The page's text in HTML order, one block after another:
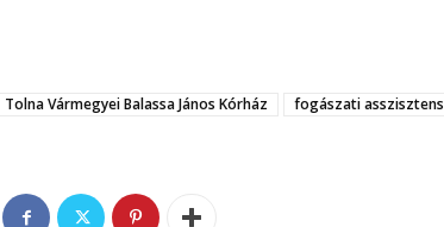
Tolna Vármegyei Balassa János Kórház fogászati asszisztens